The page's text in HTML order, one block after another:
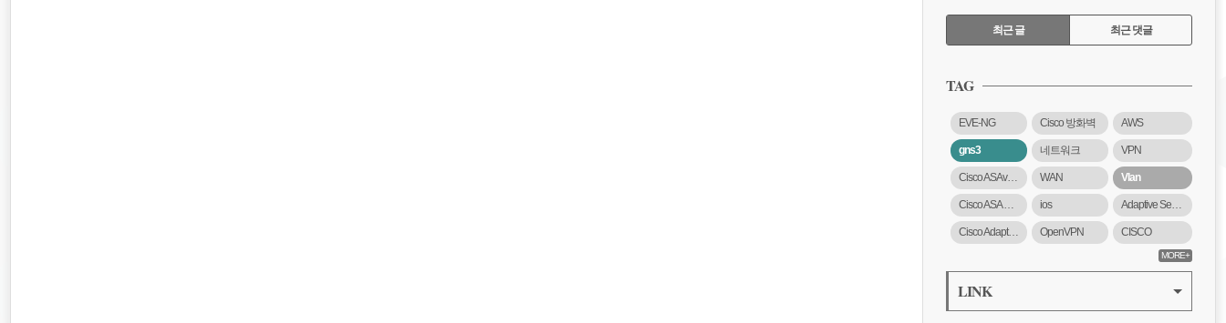
RECENTLY
최근 글 최근 댓글
근
글
TAG
EVE-NG Cisco 방화벽 AWS
gns3 네트워크 VPN
Cisco ASAv 방화벽 WAN Vlan
Cisco ASA 5500-X 시리즈 ios Adaptive Security Virtual Appliance
Cisco Adaptive Security Virtual Appliance OpenVPN CISCO
MORE+
LINK